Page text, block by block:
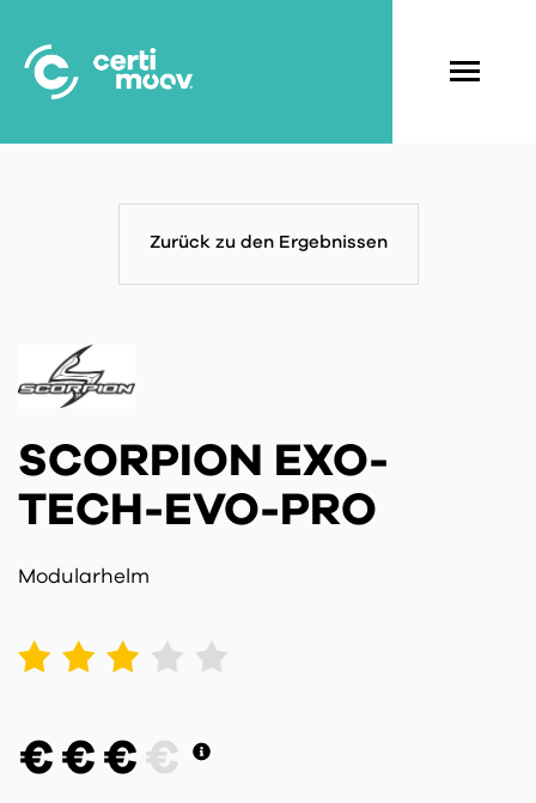
main
content
Zurück zu den Ergebnissen
SCORPION EXO-
TECH-EVO-PRO
Modularhelm
2 3 4 5
€ € € €